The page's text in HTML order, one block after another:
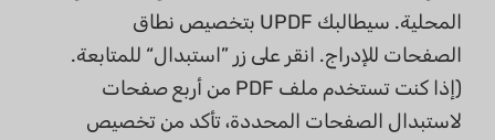
المحلية. سيطالبك UPDF بتخصيص نطاق
الصفحات للإدراج. انقر على زر ”استبدال“ للمتابعة.
(إذا كنت تستخدم ملف PDF من أربع صفحات
لاستبدال الصفحات المحددة، تأكد من تخصيص